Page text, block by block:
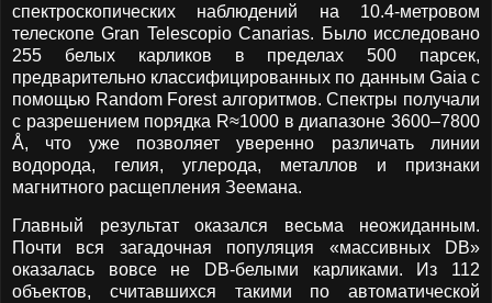
спектроскопических наблюдений на 10.4-метровом
телескопе Gran Telescopio Canarias. Было исследовано
255 белых карликов в пределах 500 парсек,
предварительно классифицированных по данным Gaia с
помощью Random Forest алгоритмов. Спектры получали
с разрешением порядка R≈1000 в диапазоне 3600–7800
Å, что уже позволяет уверенно различать линии
водорода, гелия, углерода, металлов и признаки
магнитного расщепления Зеемана.
Главный результат оказался весьма неожиданным.
Почти вся загадочная популяция «массивных DB»
оказалась вовсе не DB-белыми карликами. Из 112
объектов, считавшихся такими по автоматической